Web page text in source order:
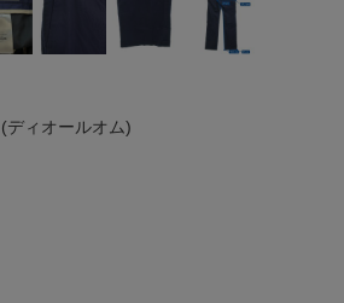
(ディオールオム)